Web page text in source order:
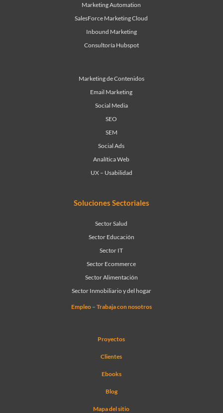
Marketing Automation
SalesForce Marketing Cloud
Inbound Marketing
Consultoría Hubspot
Marketing de Contenidos
Email Marketing
Social Media
SEO
SEM
Social Ads
Analítica Web
UX – Usabilidad
Soluciones Sectoriales
Sector Salud
Sector Educación
Sector IT
Sector Ecommerce
Sector Alimentación
Sector Inmobiliario y del hogar
Empleo – Trabaja con nosotros
Proyectos
Clientes
Ebooks
Blog
Mapa del sitio